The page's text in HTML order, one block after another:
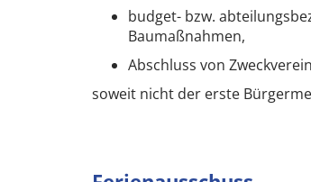
budget- bzw.
Baumaßnahmen,
Abschluss von
soweit nicht der erste